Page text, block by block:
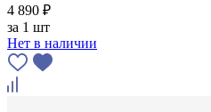
4 890 ₽
за 1 шт
Нет в наличии